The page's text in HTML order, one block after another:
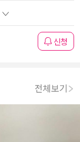
신청
전체보기